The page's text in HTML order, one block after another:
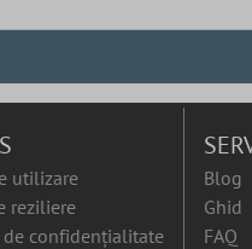
utilizare
reziliere
de confidențialitate
Blog
Ghid
FAQ